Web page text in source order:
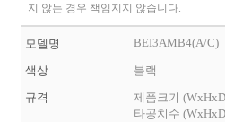
지 않는 경우 책임지지 않습니다.
모델명 BEI3AMB4(A/C)
색상
블랙
규격
제품크기
타공치수